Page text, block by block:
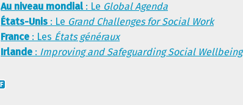
Au niveau mondial: Le Global Agenda
États-Unis : Le Grand Challenges for Social Work
France : Les États généraux
Irlande : Improving and Safeguarding Social Wellbeing